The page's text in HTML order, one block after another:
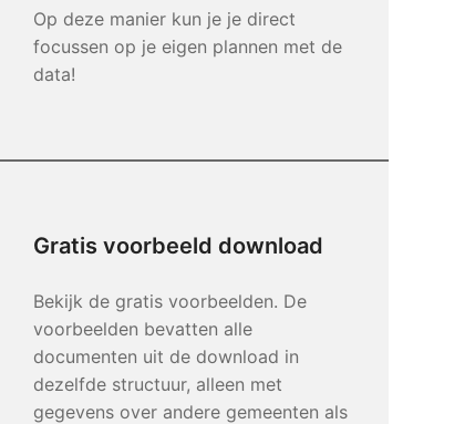
Op deze manier kun je je direct
focussen op je eigen plannen met de
data!
Gratis voorbeeld download
Bekijk de gratis voorbeelden. De
voorbeelden bevatten alle
documenten uit de download in
dezelfde structuur, alleen met
gegevens over andere gemeenten als